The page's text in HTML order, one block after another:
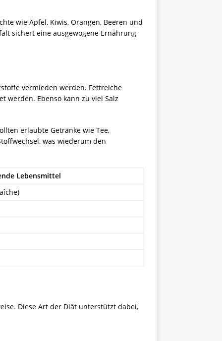
wie Äpfel, Kiwis, Orangen, Beeren und
sichert eine ausgewogene Ernährung
vermieden werden. Fettreiche
werden. Ebenso kann zu viel Salz
erlaubte Getränke wie Tee,
was wiederum den
Lebensmittel
Diese Art der Diät unterstützt dabei,